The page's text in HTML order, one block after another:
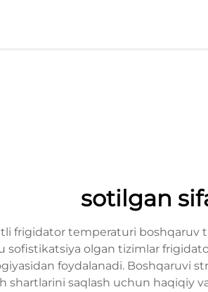
sotilgan
frigidator temperaturi
sofistikatsiya olgan tizimlar
foydalanadi. Boshqaruvi
shartlarini saqlash uchun haqiqiy